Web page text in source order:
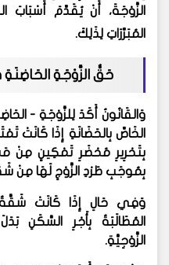
الزَّوْجَةَ، أَنْ يُقَدِّمَ أَسْبَابَ
المُبَرِّرَاتِ لِذَلِكَ.
حَقُّ الزَّوْجَةِ
وَالقَانُونُ أَكَدَ لِلزَّوْجَةِ -
الخَاصِّ بِالحَضَانَةِ إِذَا كَانَتْ
بِتَحْرِيرِ مُحْضَرِ تَمْكِينٍ مِنْ
بِمُوجَبِ طَرْدِ الزَّوْجِ لَهَا مِنْ
وَفِي حَالِ إِذَا كَانَتْ شَقَّةُ
المُطَالَبَةُ بِأَجْرِ السَّكَنِ
الزَّوْجِيَّةِ.